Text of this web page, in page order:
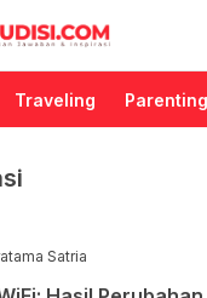
dan Inspirasi
Traveling Parenting
Satria